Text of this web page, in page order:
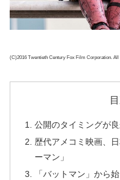
(C)2016 Twentieth Century Fox Film Corporation. All
公開のタイミングが
歴代アメコミ映画、
ーマン」
「バットマン」から